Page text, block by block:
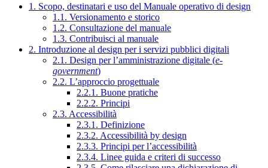
1. Scopo, destinatari e uso del Manuale operativo di design
1.1. Versionamento e storico
1.2. Consultazione del manuale
1.3. Contribuisci al manuale
2. Introduzione al design per i servizi pubblici digitali
2.1. Design per l’amministrazione digitale (e-
government)
2.2. L’approccio progettuale
2.2.1. Buone pratiche
2.2.2. Principi
2.3. Accessibilità
2.3.1. Definizione
2.3.2. Accessibilità by design
2.3.3. Principi per l’accessibilità
2.3.4. Linee guida e criteri di successo